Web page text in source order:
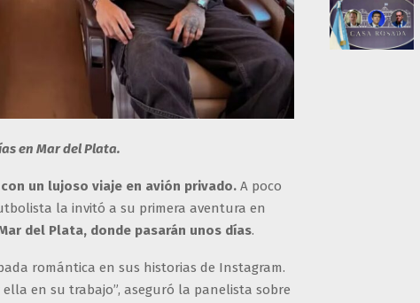
en Mar del Plata.
con un lujoso viaje en avión privado. A poco
la invitó a su primera aventura en
del Plata, donde pasarán unos días.
romántica en sus historias de Instagram.
en su trabajo”, aseguró la panelista sobre